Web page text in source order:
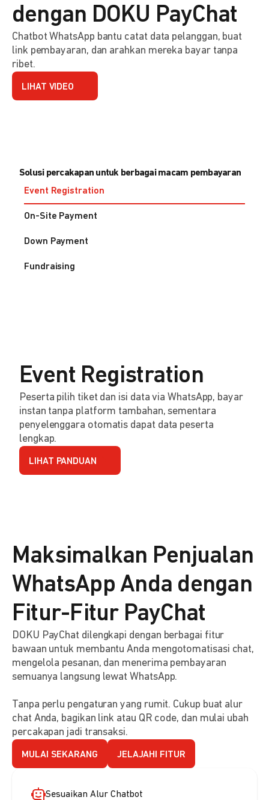
dengan DOKU PayChat
Chatbot WhatsApp bantu catat data pelanggan, buat
link pembayaran, dan arahkan mereka bayar tanpa
ribet.
LIHAT VIDEO
Solusi percakapan untuk berbagai macam pembayaran
Event Registration
On-Site Payment
Down Payment
Fundraising
Event Registration
Peserta pilih tiket dan isi data via WhatsApp, bayar
instan tanpa platform tambahan, sementara
penyelenggara otomatis dapat data peserta
lengkap.
LIHAT PANDUAN
Maksimalkan Penjualan
WhatsApp Anda dengan
Fitur-Fitur PayChat
DOKU PayChat dilengkapi dengan berbagai fitur
bawaan untuk membantu Anda mengotomatisasi chat,
mengelola pesanan, dan menerima pembayaran
semuanya langsung lewat WhatsApp.
Tanpa perlu pengaturan yang rumit. Cukup buat alur
chat Anda, bagikan link atau QR code, dan mulai ubah
percakapan jadi transaksi.
MULAI SEKARANG JELAJAHI FITUR
Sesuaikan Alur Chatbot